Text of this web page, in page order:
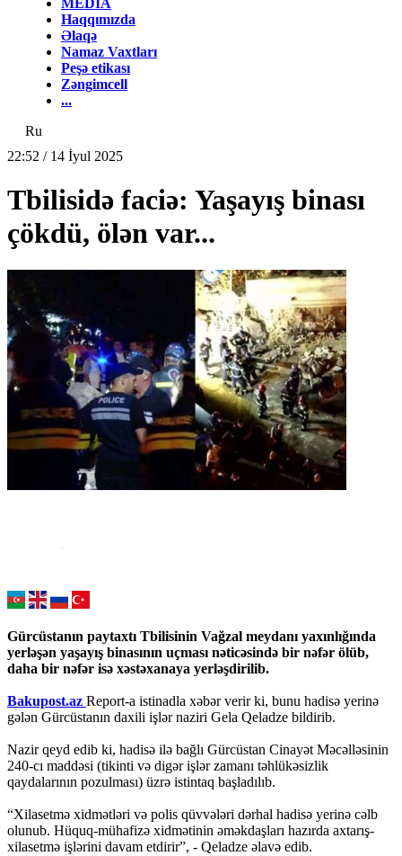
MEDİA
Haqqımızda
Əlaqə
Namaz Vaxtları
Peşə etikası
Zəngimcell
...
Ru
22:52 / 14 İyul 2025
Tbilisidə faciə: Yaşayış binası
çökdü, ölən var...
Gürcüstanın paytaxtı Tbilisinin Vağzal meydanı yaxınlığında
yerləşən yaşayış binasının uçması nəticəsində bir nəfər ölüb,
daha bir nəfər isə xəstəxanaya yerləşdirilib.
Bakupost.az Report-a istinadla xəbər verir ki, bunu hadisə yerinə
gələn Gürcüstanın daxili işlər naziri Gela Qeladze bildirib.
Nazir qeyd edib ki, hadisə ilə bağlı Gürcüstan Cinayət Məcəlləsinin
240-cı maddəsi (tikinti və digər işlər zamanı təhlükəsizlik
qaydalarının pozulması) üzrə istintaq başladılıb.
“Xilasetmə xidmətləri və polis qüvvələri dərhal hadisə yerinə cəlb
olunub. Hüquq-mühafizə xidmətinin əməkdaşları hazırda axtarış-
xilasetmə işlərini davam etdirir”, - Qeladze əlavə edib.